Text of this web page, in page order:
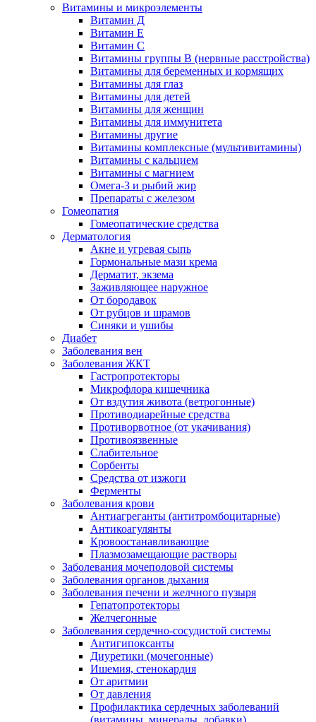
Витамины и микроэлементы
Витамин Д
Витамин Е
Витамин С
Витамины группы В (нервные расстройства)
Витамины для беременных и кормящих
Витамины для глаз
Витамины для детей
Витамины для женщин
Витамины для иммунитета
Витамины другие
Витамины комплексные (мультивитамины)
Витамины с кальцием
Витамины с магнием
Омега-3 и рыбий жир
Препараты с железом
Гомеопатия
Гомеопатические средства
Дерматология
Акне и угревая сыпь
Гормональные мази крема
Дерматит, экзема
Заживляющее наружное
От бородавок
От рубцов и шрамов
Синяки и ушибы
Диабет
Заболевания вен
Заболевания ЖКТ
Гастропротекторы
Микрофлора кишечника
От вздутия живота (ветрогонные)
Противодиарейные средства
Противорвотное (от укачивания)
Противоязвенные
Слабительное
Сорбенты
Средства от изжоги
Ферменты
Заболевания крови
Антиагреганты (антитромбоцитарные)
Антикоагулянты
Кровоостанавливающие
Плазмозамещающие растворы
Заболевания мочеполовой системы
Заболевания органов дыхания
Заболевания печени и желчного пузыря
Гепатопротекторы
Желчегонные
Заболевания сердечно-сосудистой системы
Антигипоксанты
Диуретики (мочегонные)
Ишемия, стенокардия
От аритмии
От давления
Профилактика сердечных заболеваний
(витамины, минералы, добавки)